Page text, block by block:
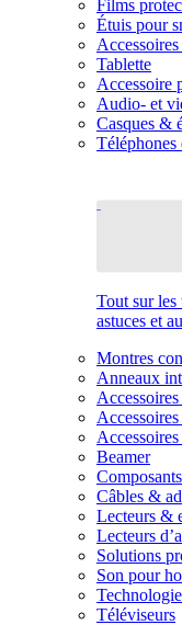
Films
Étuis pour
Tablette
Accessoire
Audio- et
Casques &
Téléphones
Tout sur les
astuces et
Montres
Anneaux
Beamer
Câbles &
Lecteurs &
Lecteurs
Solutions
Son pour
Téléviseurs